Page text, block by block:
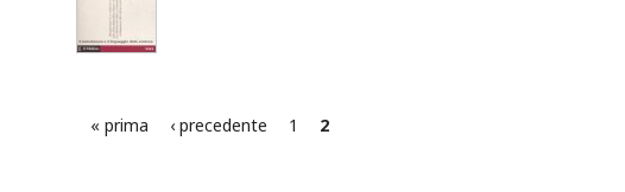
« prima ‹ precedente 1 2